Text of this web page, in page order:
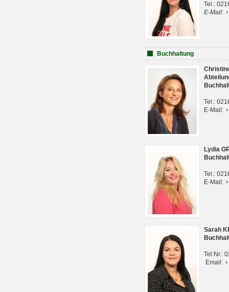
Tel.:
E-Mail:
Buchhaltung
Tel.:
E-Mail:
Lydia
Tel.:
E-Mail:
Sarah
Tel:Nr.:
Email: